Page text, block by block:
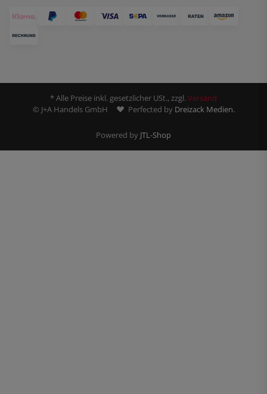
* Alle Preise inkl. gesetzlicher USt., zzgl.Versand
© J+A Handels GmbH
Perfected by Dreizack Medien.
Powered by JTL-Shop